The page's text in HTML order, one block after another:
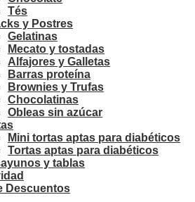
Tés
y Postres
Gelatinas
Mecato y tostadas
Alfajores y Galletas
Barras proteína
Brownies y Trufas
Chocolatinas
Obleas sin azúcar
Mini tortas aptas para diabéticos
Tortas aptas para diabéticos
y tablas
Descuentos